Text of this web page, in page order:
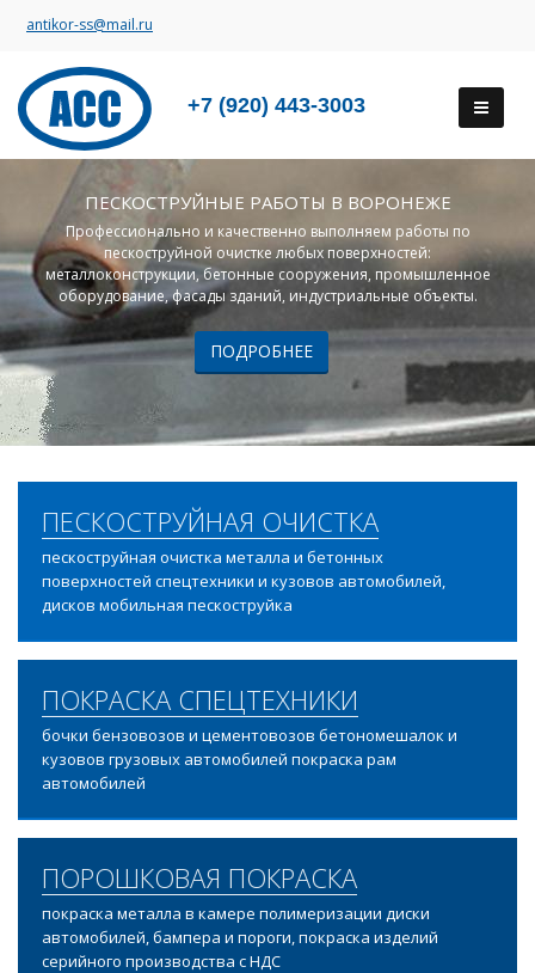
antikor-ss@mail.ru
+7 (920) 443-3003
ПЕСКОСТРУЙНЫЕ РАБОТЫ В ВОРОНЕЖЕ
Профессионально и качественно выполняем работы по
пескоструйной очистке любых поверхностей:
металлоконструкции, бетонные сооружения, промышленное
оборудование, фасады зданий, индустриальные объекты.
ПОДРОБНЕЕ
ПЕСКОСТРУЙНАЯ ОЧИСТКА
пескоструйная очистка металла и бетонных
поверхностей спецтехники и кузовов автомобилей,
дисков мобильная пескоструйка
ПОКРАСКА СПЕЦТЕХНИКИ
бочки бензовозов и цементовозов бетономешалок и
кузовов грузовых автомобилей покраска рам
автомобилей
ПОРОШКОВАЯ ПОКРАСКА
покраска металла в камере полимеризации диски
автомобилей, бампера и пороги, покраска изделий
серийного производства с НДС